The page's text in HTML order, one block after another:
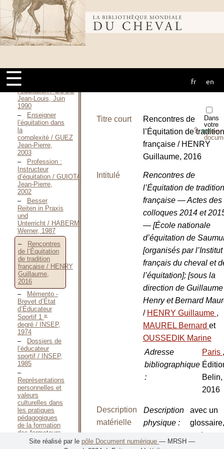
Bibliothèque
mondiale du
cheval
☰ fr en
Dressage —
Construire et
optimiser ses
mises en
selle / GIRARD
Jean-Franck,
à
l’enseignement
de
l’équitation / GOGO
Jean-Louis, Juin
1990
Enseigner
l’équitation dans
la
complexité / GUEZ
Jean-Pierre,
2003
Profession :
Instructeur
d’équitation / GUIOTAT
Jean-Pierre,
2002
Besser
Reiten in Praxis
und
Unterricht / HABERMANN
Werner, 1987
Rencontres
de l’Équitation
de tradition
française / HENRY
Guillaume,
2016
Mémento -
Brevet d’État
d’Éducateur
Sportif 1 er
degré / INSEP,
1974
Dossiers de
l’éducateur
sportif / INSEP,
1985
Représentations
personnelles et
valeurs
culturelles dans
les pratiques
pédagogiques
de la formation
des formateurs
Dans
votre
porte-
⇪PDF
Titre court
Rencontres de
l’Équitation de tradition
française / HENRY
Guillaume, 2016
Intitulé
Rencontres de
l’Équitation de tradition
française — Actes des
colloques 2014 et
— [École nationale
d’équitation de
[organisés par l’Institut
français du cheval et
l’équitation]; [sous la
direction de Guillaume
Henry et Bernard
/ HENRY Guillaume ,
MAUREL Bernard et
OUSSEDIK Marine
Adresse
bibliographique
:
Paris ,
Belin,
2016
Description
matérielle
Description
physique:
avec un
glossaire,
et des
Site réalisé par le pôle Document numérique — MRSH —